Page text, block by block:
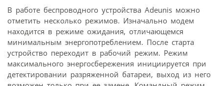
В работе беспроводного устройства Adeunis можно
отметить несколько режимов. Изначально модем
находится в режиме ожидания, отличающемся
минимальным энергопотреблением. После старта
устройство переходит в рабочий режим. Режим
максимального энергосбережения инициируется при
детектировании разряженной батареи, выход из него